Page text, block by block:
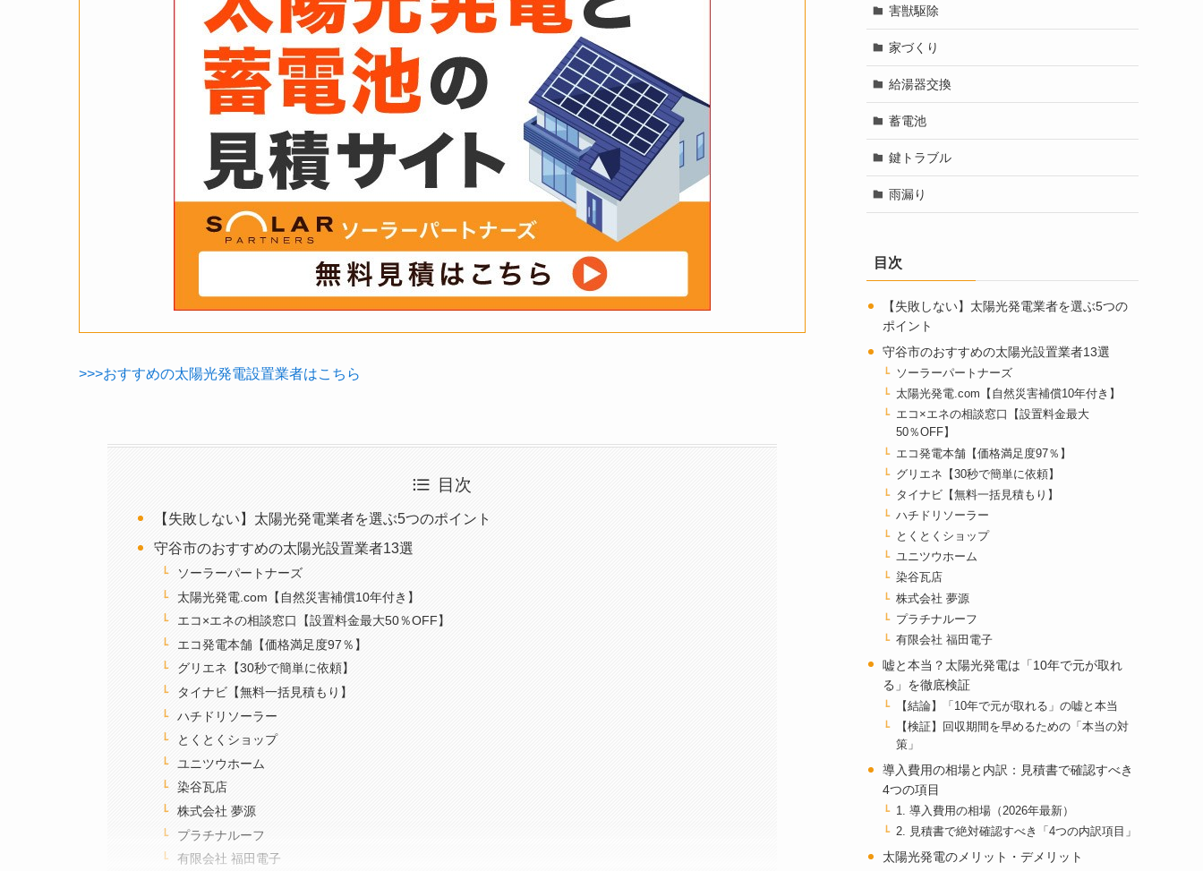
>>>おすすめの太陽光発電設置業者はこちら
目次
【失敗しない】太陽光発電業者を選ぶ5つのポイント
守谷市のおすすめの太陽光設置業者13選
ソーラーパートナーズ
太陽光発電.com【自然災害補償10年付き】
エコ×エネの相談窓口【設置料金最大50％OFF】
エコ発電本舗【価格満足度97％】
グリエネ【30秒で簡単に依頼】
タイナビ【無料一括見積もり】
ハチドリソーラー
とくとくショップ
ユニツウホーム
染谷瓦店
株式会社 夢源
プラチナルーフ
有限会社 福田電子
害獣駆除
家づくり
給湯器交換
蓄電池
鍵トラブル
雨漏り
目次
【失敗しない】太陽光発電業者を選ぶ5つの
ポイント
守谷市のおすすめの太陽光設置業者13選
ソーラーパートナーズ
太陽光発電.com【自然災害補償10年付き】
エコ×エネの相談窓口【設置料金最大
50％OFF】
エコ発電本舗【価格満足度97％】
グリエネ【30秒で簡単に依頼】
タイナビ【無料一括見積もり】
ハチドリソーラー
とくとくショップ
ユニツウホーム
染谷瓦店
株式会社 夢源
プラチナルーフ
有限会社 福田電子
嘘と本当？太陽光発電は「10年で元が取れ
る」を徹底検証
【結論】「10年で元が取れる」の嘘と本当
【検証】回収期間を早めるための「本当の対
策」
導入費用の相場と内訳：見積書で確認すべき
4つの項目
1. 導入費用の相場（2026年最新）
2. 見積書で絶対確認すべき「4つの内訳項目」
太陽光発電のメリット・デメリット